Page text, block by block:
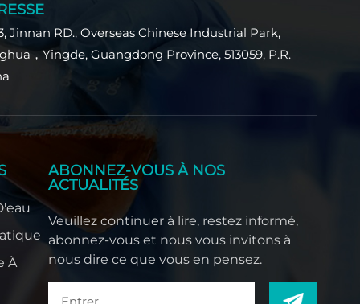
Jinnan RD., Overseas Chinese Industrial Park,
，Yingde, Guangdong Province, 513059, P.R.
À
ABONNEZ-VOUS À NOS
ACTUALITÉS
Veuillez continuer à lire, restez informé,
abonnez-vous et nous vous invitons à
nous dire ce que vous en pensez.